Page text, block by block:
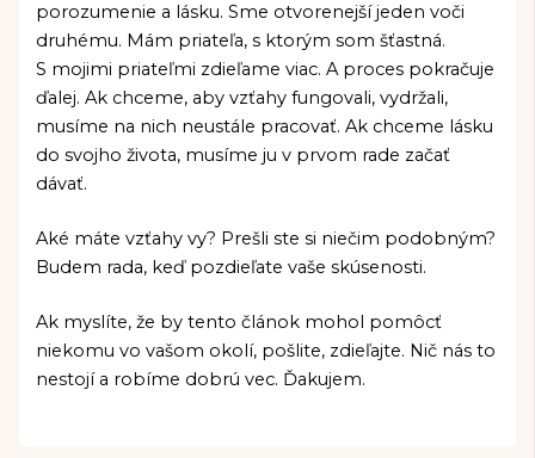
porozumenie a lásku. Sme otvorenejší jeden voči
druhému. Mám priateľa, s ktorým som šťastná.
S mojimi priateľmi zdieľame viac. A proces pokračuje
ďalej. Ak chceme, aby vzťahy fungovali, vydržali,
musíme na nich neustále pracovať. Ak chceme lásku
do svojho života, musíme ju v prvom rade začať
dávať.
Aké máte vzťahy vy? Prešli ste si niečim podobným?
Budem rada, keď pozdieľate vaše skúsenosti.
Ak myslíte, že by tento článok mohol pomôcť
niekomu vo vašom okolí, pošlite, zdieľajte. Nič nás to
nestojí a robíme dobrú vec. Ďakujem.